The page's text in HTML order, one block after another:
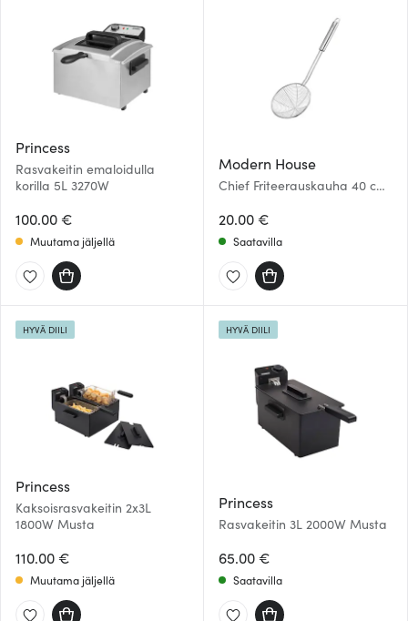
Princess
Rasvakeitin emaloidulla
korilla 5L 3270W
100.00 €
Muutama jäljellä
Modern House
Chief Friteerauskauha 40 cm
20.00 €
Saatavilla
Princess
Kaksoisrasvakeitin 2x3L
1800W Musta
110.00 €
HYVÄ DIILI
Muutama jäljellä
Princess
Rasvakeitin 3L 2000W Musta
65.00 €
HYVÄ DIILI
Saatavilla